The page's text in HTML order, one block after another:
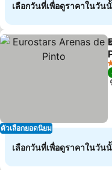
เลือกวันที่เพื่อดูราคาในวัน
ตัวเลือกยอดนิยม
เลือกวันที่เพื่อดูราคาในวัน